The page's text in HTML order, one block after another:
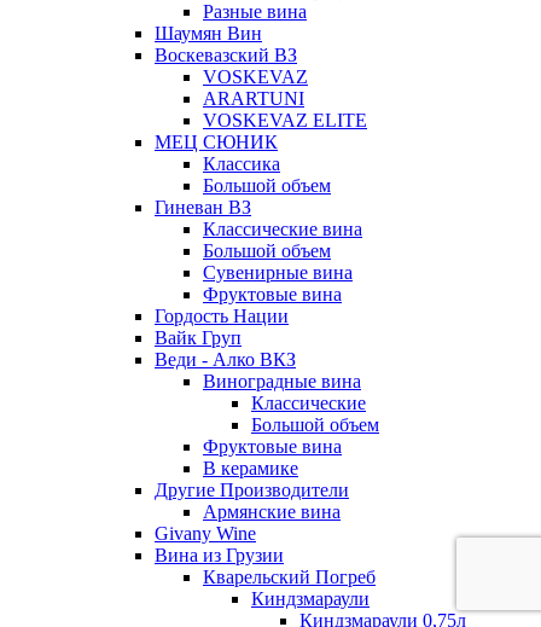
Разные вина
Шаумян Вин
Воскевазский ВЗ
VOSKEVAZ
ARARTUNI
VOSKEVAZ ELITE
МЕЦ СЮНИК
Классика
Большой объем
Гиневан ВЗ
Классические вина
Большой объем
Сувенирные вина
Фруктовые вина
Гордость Нации
Вайк Груп
Веди - Алко ВКЗ
Виноградные вина
Классические
Большой объем
Фруктовые вина
В керамике
Другие Производители
Армянские вина
Givany Wine
Вина из Грузии
Кварельский Погреб
Киндзмараули
Киндзмараули 0,75л